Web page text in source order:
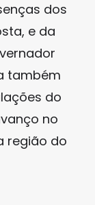
dos
e da
também
do
no
região do